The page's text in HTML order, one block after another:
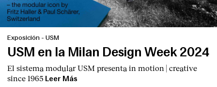
Exposición - USM
USM en la Milan Design Week 2024
El sistema modular USM presenta in motion | creative
since 1965 Leer Más